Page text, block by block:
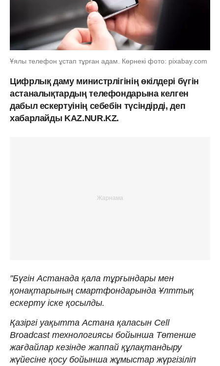
Ұялы телефон ұстап тұрған адам. Көрнекі фото: pixabay.com
Цифрлық даму министрлігінің өкілдері бүгін
астаналықтардың телефондарына келген
дабыл ескертуінің себебін түсіндірді, деп
хабарлайды KAZ.NUR.KZ.
"Бүгін Астанада қала тұрғындары мен
қонақтарының смартфондарында Ұлттық
ескерту іске қосылды.
Қазіргі уақытта Астана қаласын Cell
Broadcast технологиясы бойынша Төтенше
жағдайлар кезінде жаппай құлақтандыру
жүйесіне қосу бойынша жұмыстар жүргізіліп